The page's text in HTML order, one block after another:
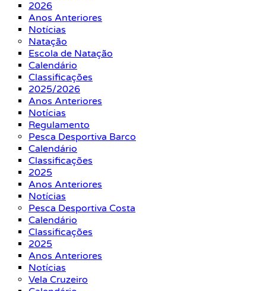
2026
Anos Anteriores
Notícias
Natação
Escola de Natação
Calendário
Classificações
2025/2026
Anos Anteriores
Notícias
Regulamento
Pesca Desportiva Barco
Calendário
Classificações
2025
Anos Anteriores
Notícias
Pesca Desportiva Costa
Calendário
Classificações
2025
Anos Anteriores
Notícias
Vela Cruzeiro